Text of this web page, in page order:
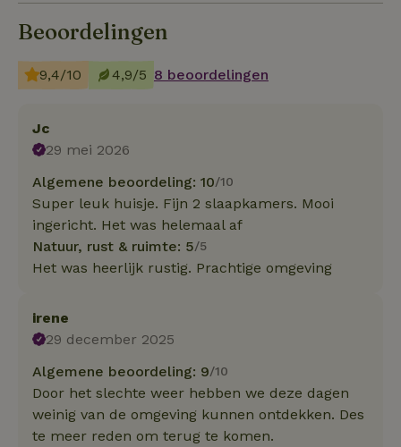
Beoordelingen
9,4/10 4,9/5 8 beoordelingen
Jc
29 mei 2026
Algemene beoordeling: 10/10
Super leuk huisje. Fijn 2 slaapkamers. Mooi
ingericht. Het was helemaal af
Natuur, rust & ruimte: 5/5
Het was heerlijk rustig. Prachtige omgeving
irene
29 december 2025
Algemene beoordeling: 9/10
Door het slechte weer hebben we deze dagen
weinig van de omgeving kunnen ontdekken. Des
te meer reden om terug te komen.